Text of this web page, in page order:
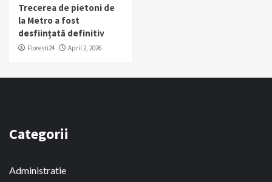
Trecerea de pietoni de
la Metro a fost
desființată definitiv
Floresti24 April 2, 2026
Categorii
Administratie